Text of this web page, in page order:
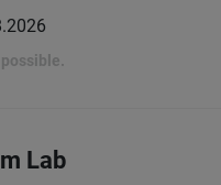
possible.
Lab